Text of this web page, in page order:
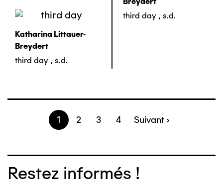
third day , s.d.
Katharina Littauer-
Breydert
third day , s.d.
Pagination
Page
1 Page
2 Page
3 Page
4
Page
Suivant ›
Restez informés !